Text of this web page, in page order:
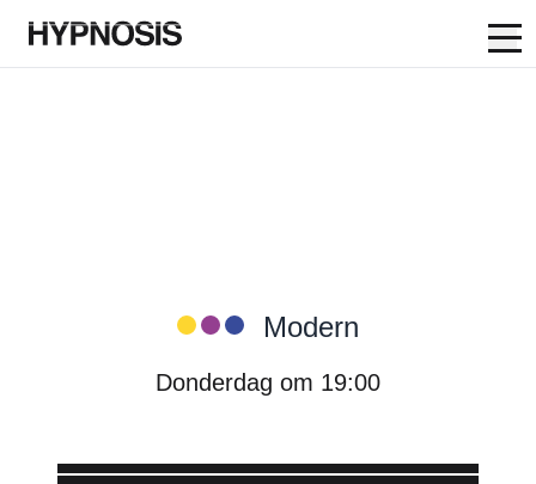
Skip to content
Hypnosis Dance Academy:
Modern
Donderdag om 19:00